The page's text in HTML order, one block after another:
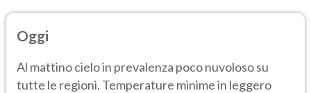
Oggi
Al mattino cielo in prevalenza poco nuvoloso su
tutte le regioni. Temperature minime in leggero